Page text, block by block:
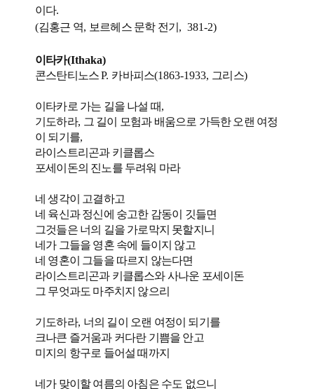
이다.
(김홍근 역, 보르헤스 문학 전기 , 381-2)
이타카(Ithaka)
콘스탄티노스P. 카바피스(1863-1933, 그리스)
이타카로 가는 길을 나설 때,
기도하라, 그 길이 모험과 배움으로 가득한 오랜 여정
이 되기를,
라이스트리곤과 키클롭스
포세이돈의 진노를 두려워 마라
네 생각이 고결하고
네 육신과 정신에 숭고한 감동이 깃들면
그것들은 너의 길을 가로막지 못할지니
네가 그들을 영혼 속에 들이지 않고
네 영혼이 그들을 따르지 않는다면
라이스트리곤과 키클롭스와 사나운 포세이돈
그 무엇과도 마주치지 않으리
기도하라, 너의 길이 오랜 여정이 되기를
크나큰 즐거움과 커다란 기쁨을 안고
미지의 항구로 들어설 때까지
네가 맞이할 여름의 아침은 수도 없으니